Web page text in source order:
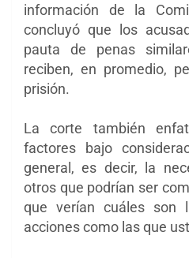
información de la
concluyó que los
pauta de penas
reciben, en promedio,
prisión.
La corte también
factores bajo
general, es decir, la
otros que podrían ser
que verían cuáles son
acciones como las que